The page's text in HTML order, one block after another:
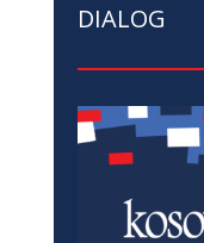
DIALOG